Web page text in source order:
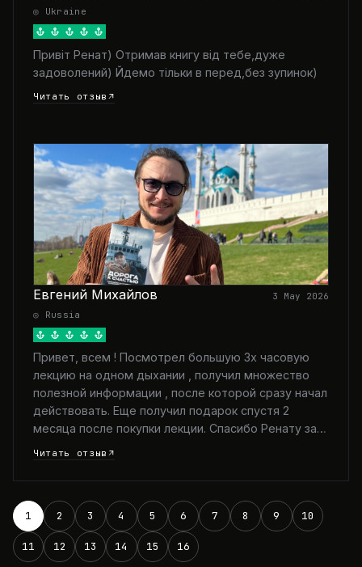
◎ Ukraine
Привіт Ренат) Отримав книгу від тебе,дуже
задоволений) Йдемо тільки в перед,без зупинок)
Читать отзыв
Евгений Михайлов
3 May 2026
◎ Russia
Привет, всем ! Посмотрел большую 3х часовую
лекцию на одном дыхании , получил множество
полезной информации , после которой сразу начал
действовать. Еще получил подарок спустя 2
месяца после покупки лекции. Спасибо Ренату за…
Читать отзыв
1 2 3 4 5 6 7 8 9 10
11 12 13 14 15 16